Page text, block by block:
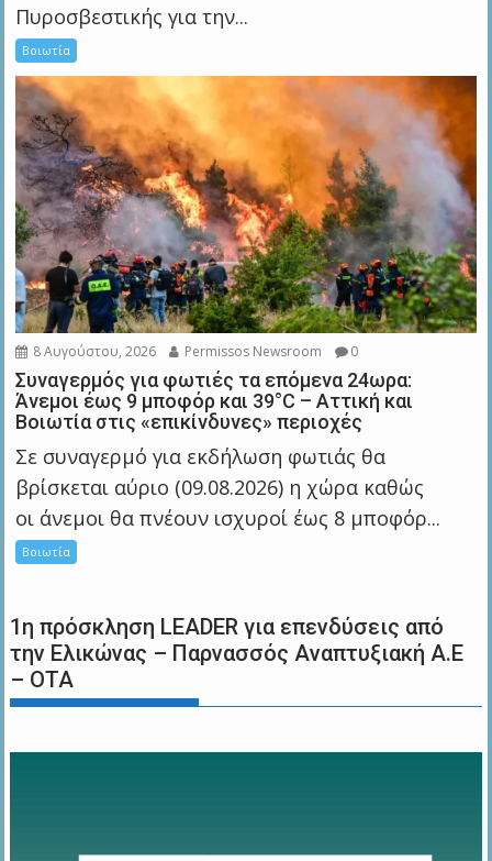
Πυροσβεστικής για την...
Βοιωτία
8 Αυγούστου, 2026 Permissos Newsroom 0
Συναγερμός για φωτιές τα επόμενα 24ωρα:
Άνεμοι έως 9 μποφόρ και 39°C – Αττική και
Βοιωτία στις «επικίνδυνες» περιοχές
Σε συναγερμό για εκδήλωση φωτιάς θα
βρίσκεται αύριο (09.08.2026) η χώρα καθώς
οι άνεμοι θα πνέουν ισχυροί έως 8 μποφόρ...
Βοιωτία
1η πρόσκληση LEADER για επενδύσεις από
την Ελικώνας – Παρνασσός Αναπτυξιακή Α.Ε
– ΟΤΑ